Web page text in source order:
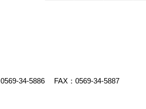
0569-34-5886
FAX：0569-34-5887